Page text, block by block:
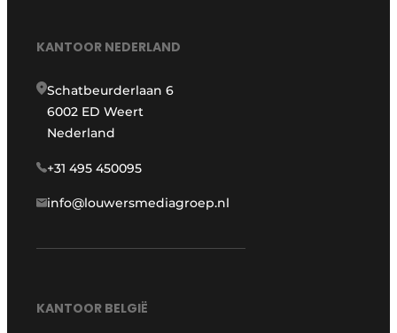
KANTOOR NEDERLAND
Schatbeurderlaan 6
6002 ED Weert
Nederland
+31 495 450095
info@louwersmediagroep.nl
KANTOOR BELGIË